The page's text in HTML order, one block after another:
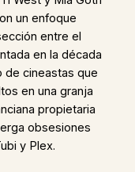
un enfoque
entre el
en la década
de cineastas que
en una granja
propietaria
obsesiones
y Plex.